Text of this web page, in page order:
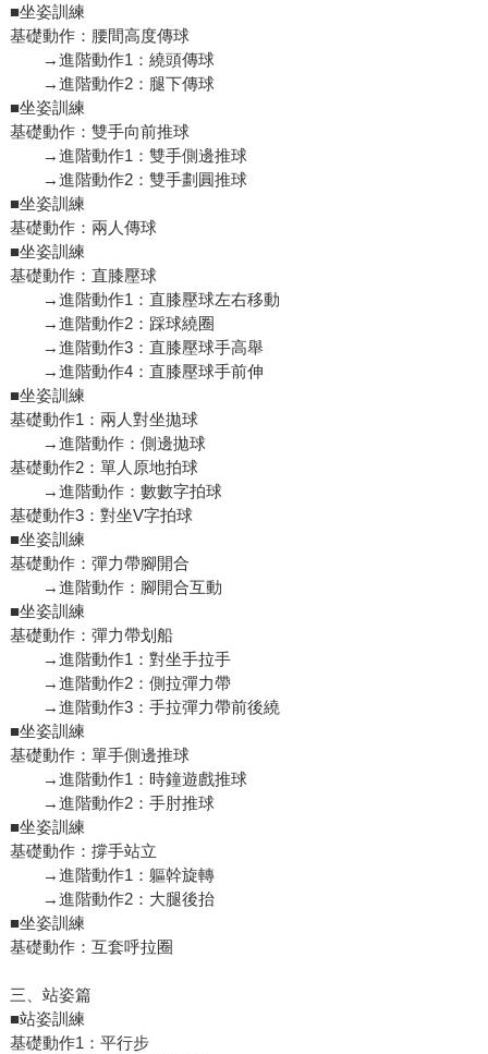
■坐姿訓練
基礎動作：腰間高度傳球
→進階動作1：繞頭傳球
→進階動作2：腿下傳球
■坐姿訓練
基礎動作：雙手向前推球
→進階動作1：雙手側邊推球
→進階動作2：雙手劃圓推球
■坐姿訓練
基礎動作：兩人傳球
■坐姿訓練
基礎動作：直膝壓球
→進階動作1：直膝壓球左右移動
→進階動作2：踩球繞圈
→進階動作3：直膝壓球手高舉
→進階動作4：直膝壓球手前伸
■坐姿訓練
基礎動作1：兩人對坐拋球
→進階動作：側邊拋球
基礎動作2：單人原地拍球
→進階動作：數數字拍球
基礎動作3：對坐V字拍球
■坐姿訓練
基礎動作：彈力帶腳開合
→進階動作：腳開合互動
■坐姿訓練
基礎動作：彈力帶划船
→進階動作1：對坐手拉手
→進階動作2：側拉彈力帶
→進階動作3：手拉彈力帶前後繞
■坐姿訓練
基礎動作：單手側邊推球
→進階動作1：時鐘遊戲推球
→進階動作2：手肘推球
■坐姿訓練
基礎動作：撐手站立
→進階動作1：軀幹旋轉
→進階動作2：大腿後抬
■坐姿訓練
基礎動作：互套呼拉圈
三、站姿篇
■站姿訓練
基礎動作1：平行步